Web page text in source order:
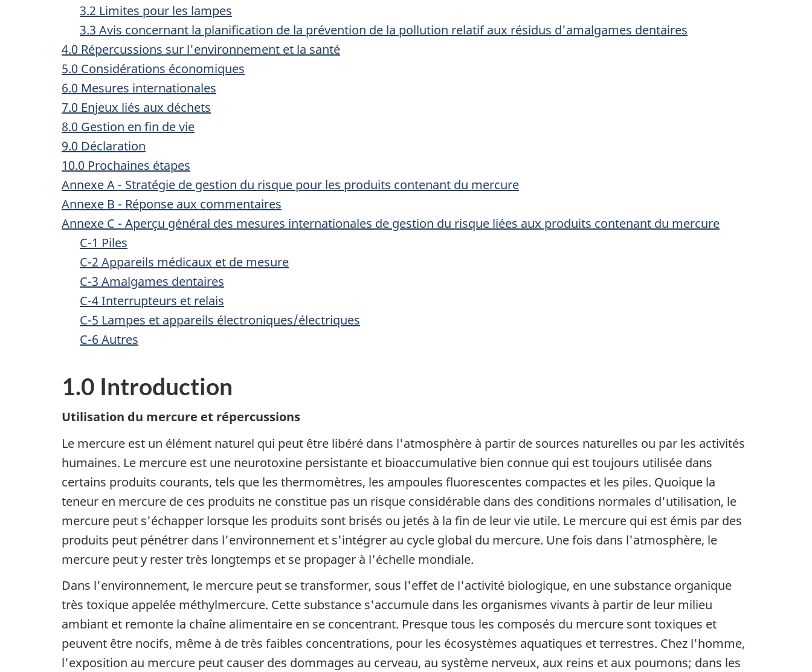
3.2 Limites pour les lampes
3.3 Avis concernant la planification de la prévention de la pollution relatif aux résidus d'amalgames dentaires
4.0 Répercussions sur l'environnement et la santé
5.0 Considérations économiques
6.0 Mesures internationales
7.0 Enjeux liés aux déchets
8.0 Gestion en fin de vie
9.0 Déclaration
10.0 Prochaines étapes
Annexe A - Stratégie de gestion du risque pour les produits contenant du mercure
Annexe B - Réponse aux commentaires
Annexe C - Aperçu général des mesures internationales de gestion du risque liées aux produits contenant du mercure
C-1 Piles
C-2 Appareils médicaux et de mesure
C-3 Amalgames dentaires
C-4 Interrupteurs et relais
C-5 Lampes et appareils électroniques/électriques
C-6 Autres
1.0 Introduction
Utilisation du mercure et répercussions
Le mercure est un élément naturel qui peut être libéré dans l'atmosphère à partir de sources naturelles ou par les activités
humaines. Le mercure est une neurotoxine persistante et bioaccumulative bien connue qui est toujours utilisée dans
certains produits courants, tels que les thermomètres, les ampoules fluorescentes compactes et les piles. Quoique la
teneur en mercure de ces produits ne constitue pas un risque considérable dans des conditions normales d'utilisation, le
mercure peut s'échapper lorsque les produits sont brisés ou jetés à la fin de leur vie utile. Le mercure qui est émis par des
produits peut pénétrer dans l'environnement et s'intégrer au cycle global du mercure. Une fois dans l'atmosphère, le
mercure peut y rester très longtemps et se propager à l'échelle mondiale.
Dans l'environnement, le mercure peut se transformer, sous l'effet de l'activité biologique, en une substance organique
très toxique appelée méthylmercure. Cette substance s'accumule dans les organismes vivants à partir de leur milieu
ambiant et remonte la chaîne alimentaire en se concentrant. Presque tous les composés du mercure sont toxiques et
peuvent être nocifs, même à de très faibles concentrations, pour les écosystèmes aquatiques et terrestres. Chez l'homme,
l'exposition au mercure peut causer des dommages au cerveau, au système nerveux, aux reins et aux poumons; dans les